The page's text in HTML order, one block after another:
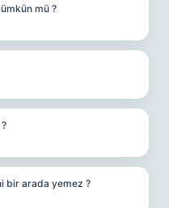
mü ?
bir arada yemez ?